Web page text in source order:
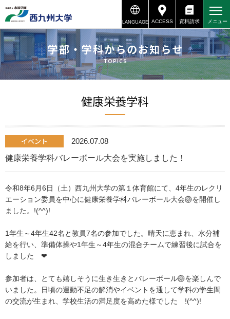
資料請求 アクセス
メニュー
LANGUAGE 資料請求
ACCESS
学部・学科からのお知らせ
TOPICS
健康栄養学科
イベント
2026.07.08
健康栄養学科バレーボール大会を実施しました！
令和8年6月6日（土）西九州大学の第１体育館にて、4年生のレクリ
エーション委員を中心に健康栄養学科バレーボール大会🏐を開催し
ました。!(^^)!
1年生～4年生42名と教員7名の参加でした。晴天に恵まれ、水分補
給を行い、準備体操や1年生～4年生の混合チームで練習後に試合を
しました ❤
参加者は、とても嬉しそうに生き生きとバレーボール🏐を楽しんで
いました。日頃の運動不足の解消やイベントを通して学科の学生間
の交流が生まれ、学校生活の満足度を高めた様でした !(^^)!